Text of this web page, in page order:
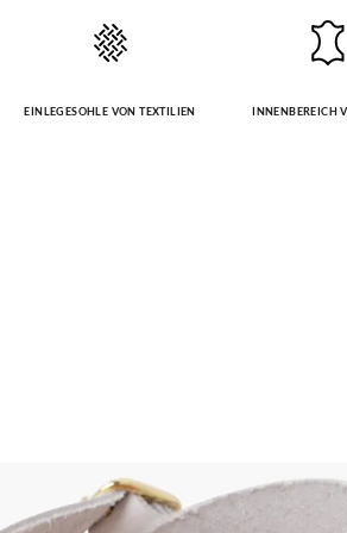
EINLEGESOHLE VON TEXTILIEN INNENBEREICH